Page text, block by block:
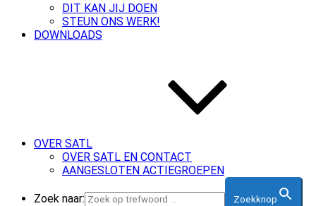
DIT KAN JIJ DOEN
STEUN ONS WERK!
DOWNLOADS
OVER SATL
OVER SATL EN CONTACT
AANGESLOTEN ACTIEGROEPEN
Zoek naar: Zoekknop